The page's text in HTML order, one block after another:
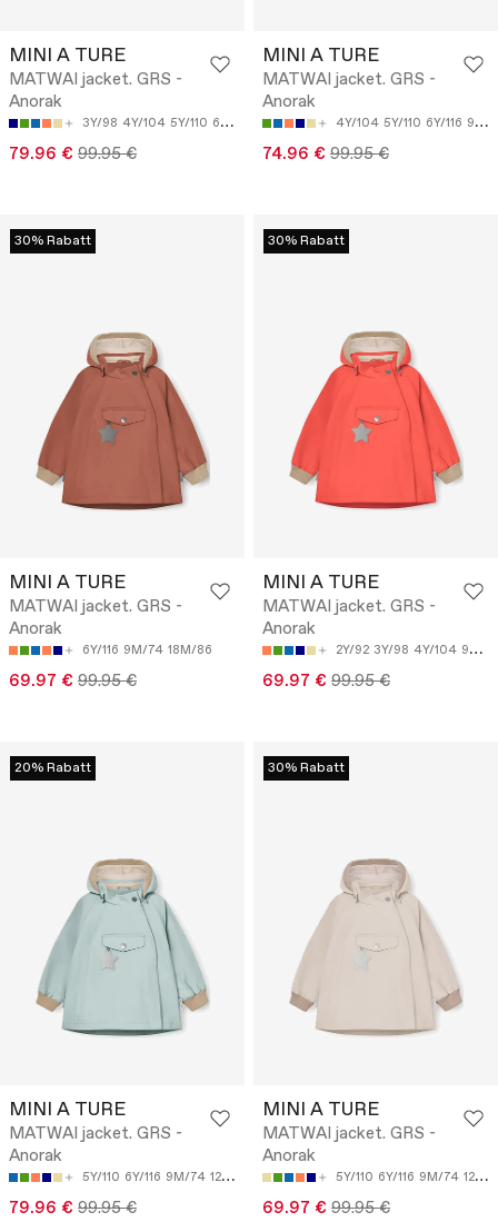
MINI A TURE
MATWAI jacket. GRS -
Anorak
3Y/98 4Y/104 5Y/110 6Y/116 9M/74
79.96 € 99.95 €
MINI A TURE
MATWAI jacket. GRS -
Anorak
4Y/104 5Y/110 6Y/116 9M/74
74.96 € 99.95 €
30% Rabatt
MINI A TURE
MATWAI jacket. GRS -
Anorak
6Y/116 9M/74 18M/86
69.97 € 99.95 €
30% Rabatt
MINI A TURE
MATWAI jacket. GRS -
Anorak
2Y/92 3Y/98 4Y/104 9M/74
69.97 € 99.95 €
20% Rabatt
MINI A TURE
MATWAI jacket. GRS -
Anorak
5Y/110 6Y/116 9M/74 12M/80 18M/86
79.96 € 99.95 €
30% Rabatt
MINI A TURE
MATWAI jacket. GRS -
Anorak
5Y/110 6Y/116 9M/74 12M/80
69.97 € 99.95 €